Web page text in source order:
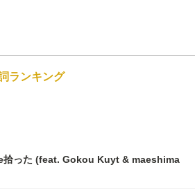
ランキング
拾った (feat. Gokou Kuyt & maeshima